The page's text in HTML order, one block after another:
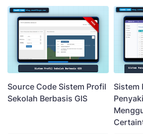
Source Code Sistem Profil
Sekolah Berbasis GIS
Sistem